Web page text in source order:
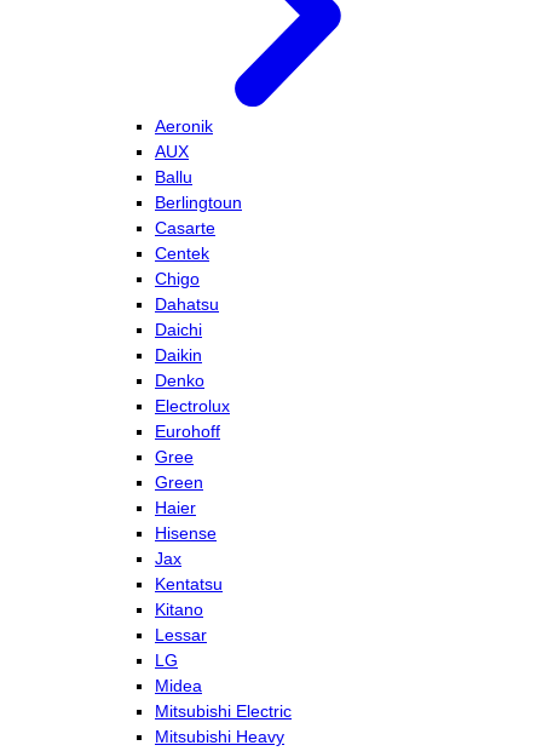
Aeronik
AUX
Ballu
Berlingtoun
Casarte
Centek
Chigo
Dahatsu
Daichi
Daikin
Denko
Electrolux
Eurohoff
Gree
Green
Haier
Hisense
Jax
Kentatsu
Kitano
Lessar
LG
Midea
Mitsubishi Electric
Mitsubishi Heavy